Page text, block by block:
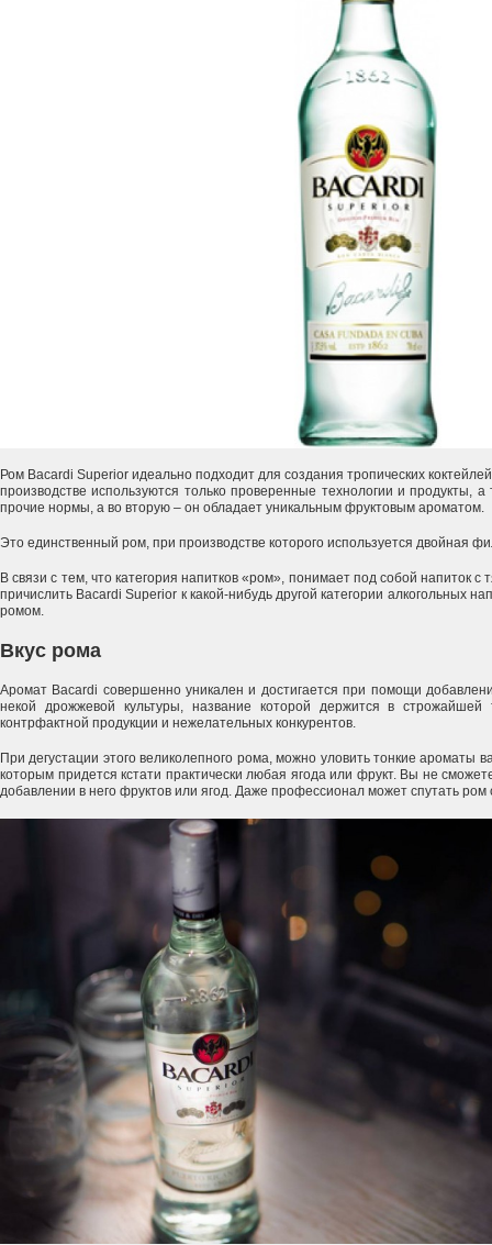
Ром Bacardi Superior идеально подходит для создания тропических
производстве используются только проверенные технологии и продукты,
прочие нормы, а во вторую – он обладает уникальным фруктовым ароматом.
Это единственный ром, при производстве которого используется двойная
В связи с тем, что категория напитков «ром», понимает под собой напиток
причислить Bacardi Superior к какой-нибудь другой категории алкогольных
ромом.
Вкус рома
Аромат Bacardi совершенно уникален и достигается при помощи
некой дрожжевой культуры, название которой держится в строжайшей
контрфактной продукции и нежелательных конкурентов.
При дегустации этого великолепного рома, можно уловить тонкие ароматы
которым придется кстати практически любая ягода или фрукт. Вы не
добавлении в него фруктов или ягод. Даже профессионал может спутать ром